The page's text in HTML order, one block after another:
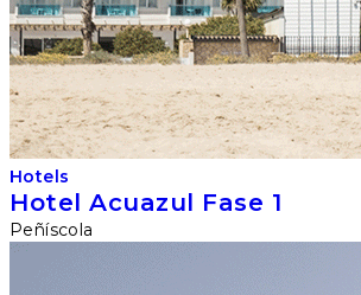
Hotels
Hotel Acuazul Fase 1
Peñíscola